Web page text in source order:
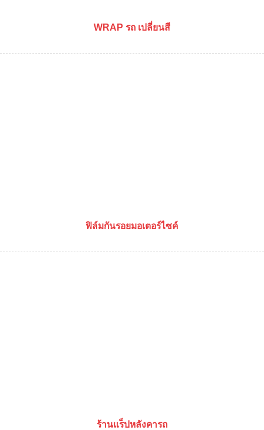
WRAP รถ เปลี่ยนสี
ฟิล์มกันรอยมอเตอร์ไซค์
ร้านแร็ปหลังคารถ